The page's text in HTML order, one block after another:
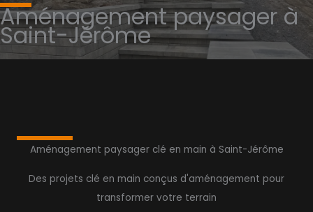
Aménagement paysager à
Saint-Jérôme
Aménagement paysager clé en main à Saint-Jérôme
Des projets clé en main conçus d'aménagement pour
transformer votre terrain